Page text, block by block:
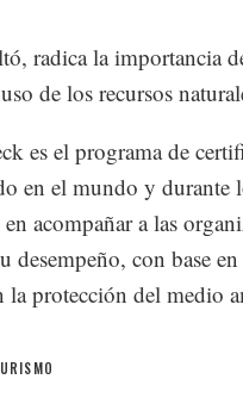
radica la importancia
de los recursos
es el programa de
en el mundo y durante
en acompañar a las
desempeño, con base
la protección del medio